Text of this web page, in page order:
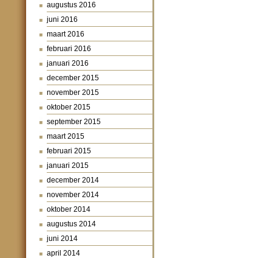
augustus 2016
juni 2016
maart 2016
februari 2016
januari 2016
december 2015
november 2015
oktober 2015
september 2015
maart 2015
februari 2015
januari 2015
december 2014
november 2014
oktober 2014
augustus 2014
juni 2014
april 2014